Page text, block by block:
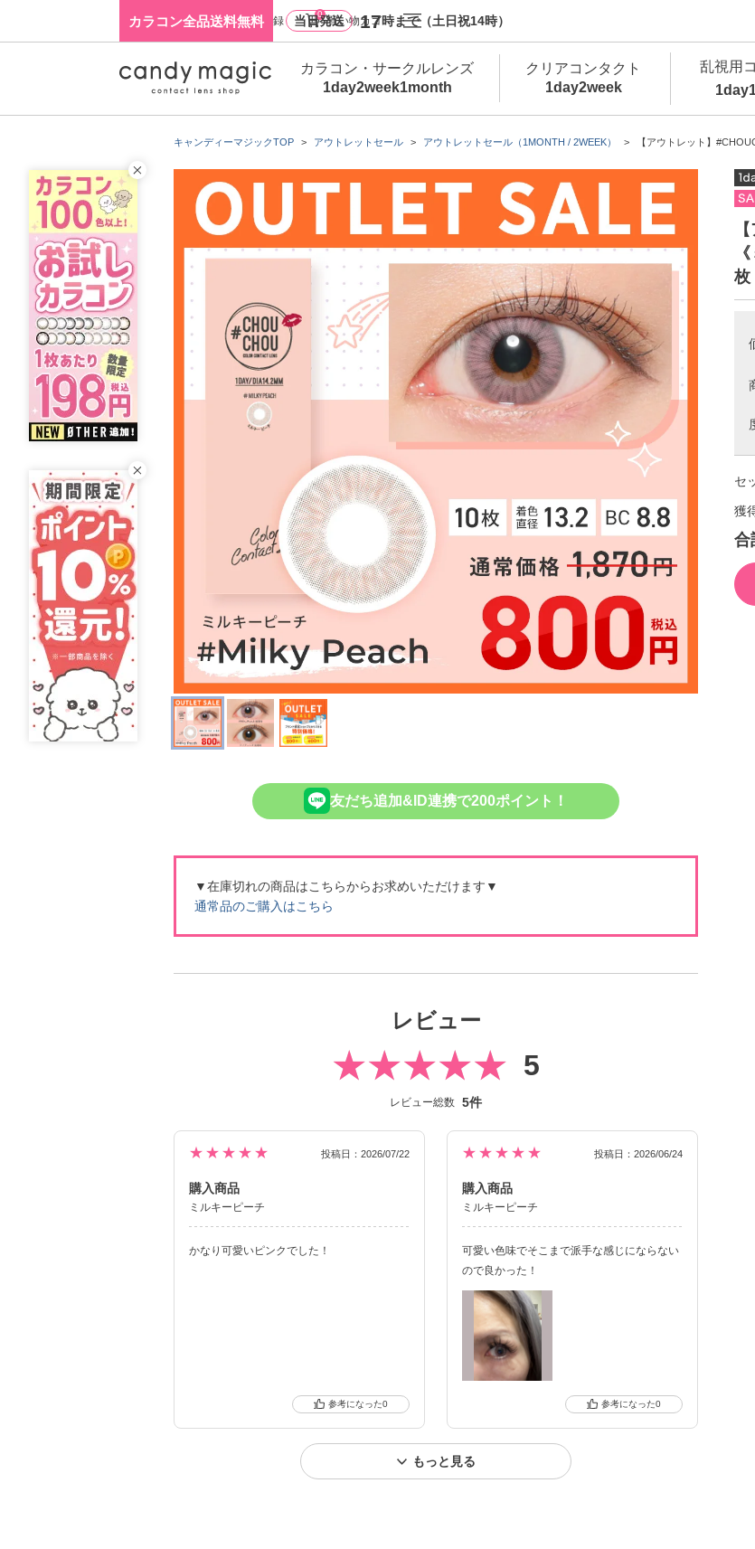
カラコン全品送料無料 当日発送 17時まで（土日祝14時）
キャンディーマジックTOP アウトレットセール アウトレットセール（1MONTH / 2WEEK） 【アウトレット】
枚
セ
獲
合
友だち追加&ID連携で200ポイント！
▼在庫切れの商品はこちらからお求めいただけます▼
通常品のご購入はこちら
レビュー
5
レビュー総数 5件
★★★★★ 投稿日：2026/07/22
購入商品
ミルキーピーチ
かなり可愛いピンクでした！
0
★★★★★ 投稿日：2026/06/24
購入商品
ミルキーピーチ
可愛い色味でそこまで派手な感じにならない
ので良かった！
0
もっと見る
ログイン・新規会員登録
0
買い物カゴ
カラコン・サークルレンズ
1day2week1month
クリアコンタクト
1day2week
乱視用
1day
新商品
カラコン・サークルレンズ 1day 商
クリアコンタクトレンズ 1day 商
新商品